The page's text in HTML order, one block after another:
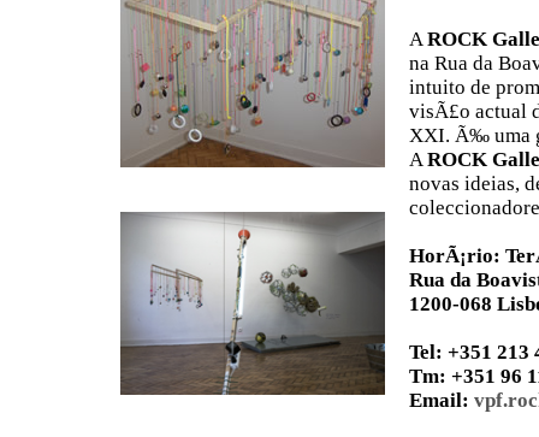
AROCK
na Rua da
intuito de
visÃ£o actual
XXI. Ã‰ uma
AROCK
novas ideias,
HorÃ¡rio:
Rua da
1200-068
Tel: +351 213
Tm: +351 96
Email: